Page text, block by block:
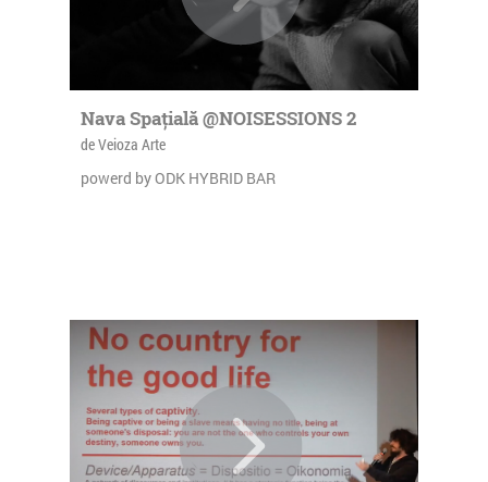
Nava Spațială @NOISESSIONS 2
de Veioza Arte
powerd by ODK HYBRID BAR